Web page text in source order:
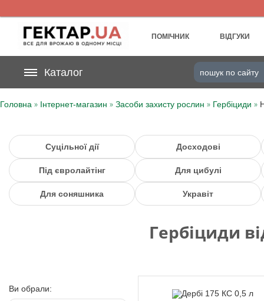
ПОМІЧНИК ВІДГУКИ
UA
На вашому
бонусному рахунку
Щоденник
Доставка
Відгуки
Каталог
Головна » Інтернет-магазин » Засоби захисту рослин » Гербіциди »
Суцільної дії Досходові
Під євролайтінг Для цибулі
Для соняшника Укравіт
Гербіциди
Ви обрали: